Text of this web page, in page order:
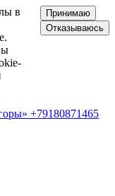
в
Принимаю
Отказываюсь
+79180871465